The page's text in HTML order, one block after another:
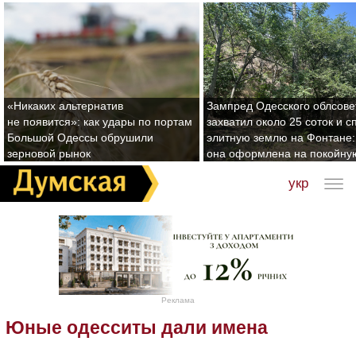
«Никаких альтернатив
не появится»: как удары по портам
Большой Одессы обрушили
зерновой рынок
Зампред Одесского
захватил около 25 соток и
элитную землю на Фонтане:
она оформлена на
укр
Реклама
Юные одесситы дали имена